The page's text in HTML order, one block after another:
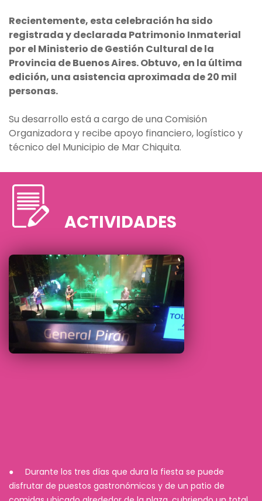
Recientemente, esta celebración ha sido
registrada y declarada Patrimonio Inmaterial
por el Ministerio de Gestión Cultural de la
Provincia de Buenos Aires. Obtuvo, en la última
edición, una asistencia aproximada de 20 mil
personas.
Su desarrollo está a cargo de una Comisión
Organizadora y recibe apoyo financiero, logístico y
técnico del Municipio de Mar Chiquita.
ACTIVIDADES
● Durante los tres días que dura la fiesta se puede
disfrutar de puestos gastronómicos y de un patio de